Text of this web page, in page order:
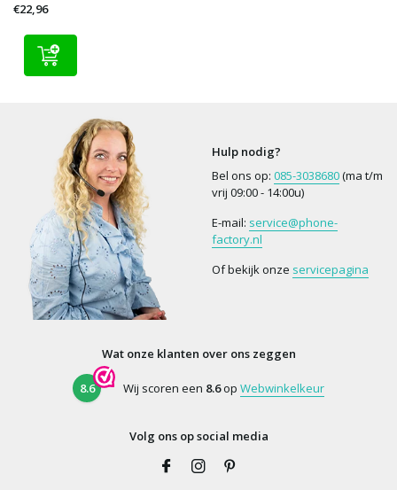
€22,96
Hulp nodig?
Bel ons op: 085-3038680(ma t/m
vrij 09:00 - 14:00u)
E-mail: service@phone-
factory.nl
Of bekijk onze servicepagina
Wat onze klanten over ons zeggen
8.6 Wij scoren een 8.6op Webwinkelkeur
Volg ons op social media